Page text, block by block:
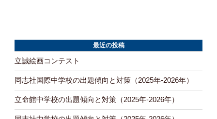
最近の投稿
立誠絵画コンテスト
同志社国際中学校の出題傾向と対策（2025年-2026年）
立命館中学校の出題傾向と対策（2025年-2026年）